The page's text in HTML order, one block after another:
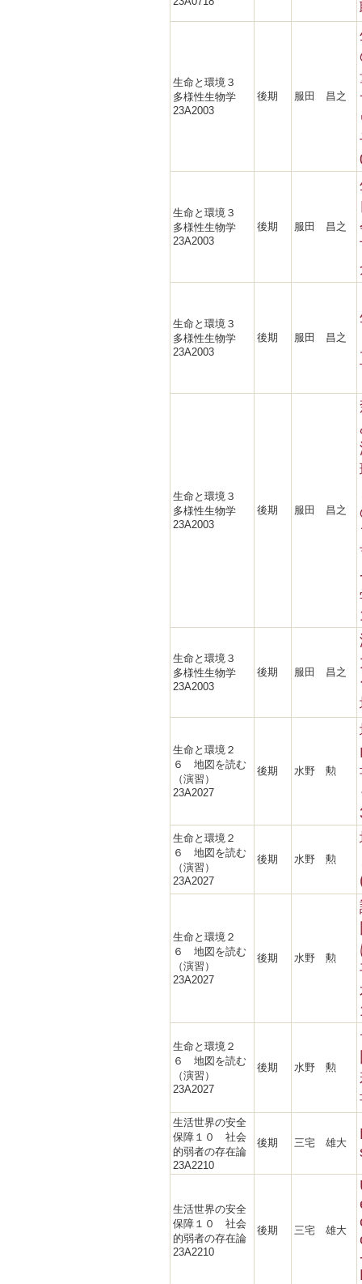
生命と環境３
多様性生物学
23A2003
後期 服田 昌之
生命と環境３
多様性生物学
23A2003
後期 服田 昌之
生命と環境３
多様性生物学
23A2003
後期 服田 昌之
生命と環境３
多様性生物学
23A2003
後期 服田 昌之
生命と環境３
多様性生物学
23A2003
後期 服田 昌之
生命と環境２
６ 地図を読む
（演習）
23A2027
後期 水野 勲
生命と環境２
６ 地図を読む
（演習）
23A2027
後期 水野 勲
生命と環境２
６ 地図を読む
（演習）
23A2027
後期 水野 勲
生命と環境２
６ 地図を読む
（演習）
23A2027
後期 水野 勲
生活世界の安全
保障１０ 社会
的弱者の存在論
23A2210
後期 三宅 雄大
生活世界の安全
保障１０ 社会
的弱者の存在論
23A2210
後期 三宅 雄大